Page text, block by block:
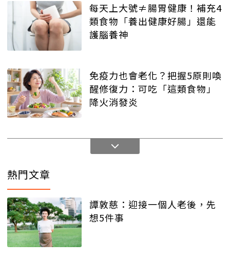
每天上大號≠腸胃健康！補充4
類食物「養出健康好腸」還能
護腦養神
免疫力也會老化？把握5原則喚
醒修復力：可吃「這類食物」
降火消發炎
熱門文章
譚敦慈：迎接一個人老後，先
想5件事